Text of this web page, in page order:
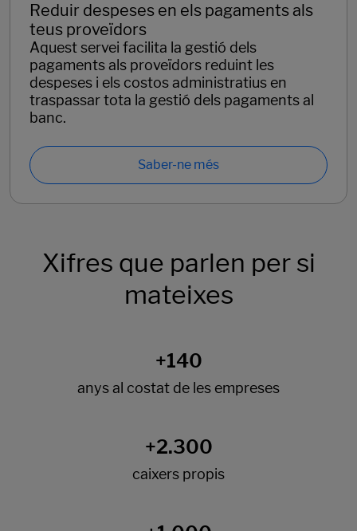
Reduir despeses en els pagaments als
teus proveïdors
Aquest servei facilita la gestió dels
pagaments als proveïdors reduint les
despeses i els costos administratius en
traspassar tota la gestió dels pagaments al
banc.
Saber-ne més
Xifres que parlen per si
mateixes